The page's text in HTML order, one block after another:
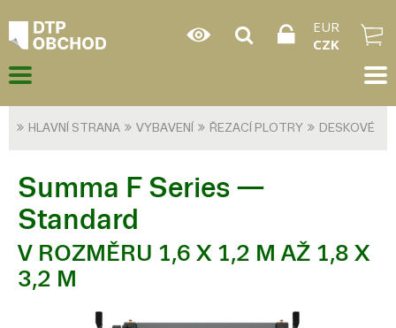
EUR
CZK
HLAVNÍ STRANA VYBAVENÍ ŘEZACÍ PLOTRY DESKOVÉ
Summa F Series —
Standard
V ROZMĚRU 1,6 X 1,2 M AŽ 1,8 X
3,2 M